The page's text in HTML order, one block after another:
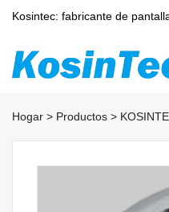
Kosintec: fabricante de
Hogar > Productos >